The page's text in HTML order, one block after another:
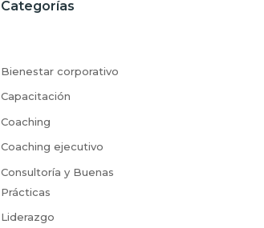
Categorías
Bienestar corporativo
Capacitación
Coaching
Coaching ejecutivo
Consultoría y Buenas
Prácticas
Liderazgo